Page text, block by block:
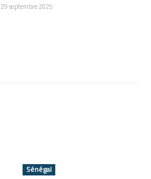
29 septembre 2025
Sénégal